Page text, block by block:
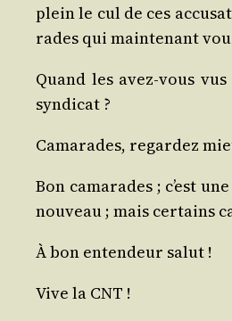
plein le cul de ces
rades qui main­te­nant
Quand les avez-vous
syndicat ?
Cama­rades, regar­dez
Bon cama­rades ; c’est
nou­veau ; mais cer­tains
À bon enten­deur salut !
Vive la CNT !